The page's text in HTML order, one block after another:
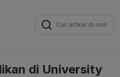
Search
for:
di University